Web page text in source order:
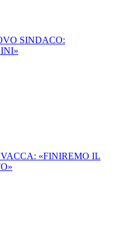
SINDACO:
«FINIREMO IL